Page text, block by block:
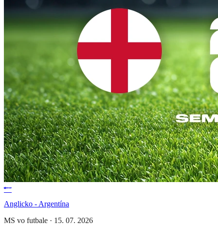
Anglicko - Argentína
MS vo futbale · 15. 07. 2026